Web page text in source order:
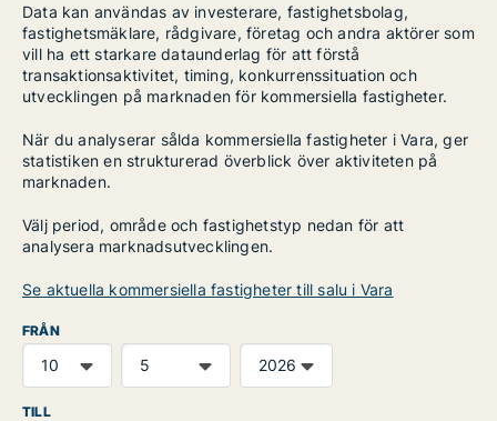
Data kan användas av investerare, fastighetsbolag,
fastighetsmäklare, rådgivare, företag och andra aktörer som
vill ha ett starkare dataunderlag för att förstå
transaktionsaktivitet, timing, konkurrenssituation och
utvecklingen på marknaden för kommersiella fastigheter.
När du analyserar sålda kommersiella fastigheter i Vara, ger
statistiken en strukturerad överblick över aktiviteten på
marknaden.
Välj period, område och fastighetstyp nedan för att
analysera marknadsutvecklingen.
Se aktuella kommersiella fastigheter till salu i Vara
FRÅN
TILL